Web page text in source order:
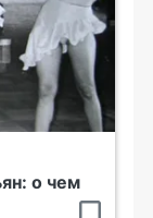
о чем